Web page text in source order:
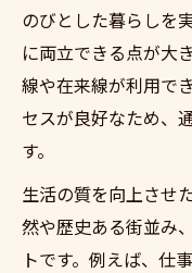
のびとした暮らしを
に両立できる点が大
線や在来線が利用で
セスが良好なため、
す。
生活の質を向上させ
然や歴史ある街並み
トです。例えば、仕